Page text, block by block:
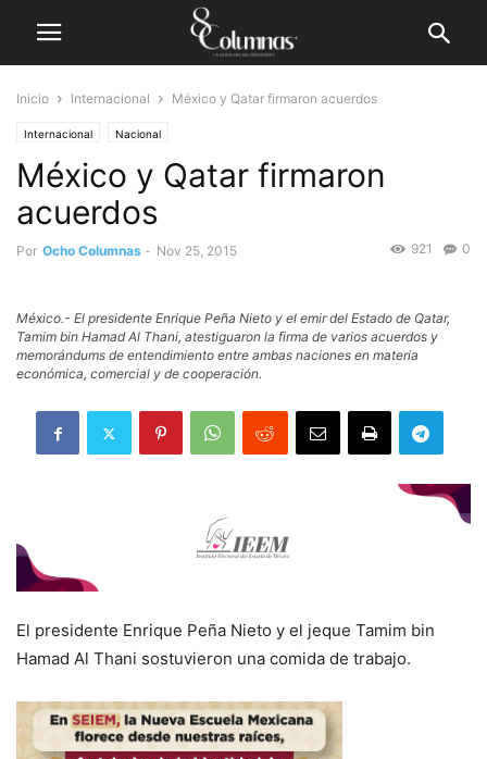
Inicio Internacional México y Qatar firmaron acuerdos
Internacional Nacional
México y Qatar firmaron
acuerdos
Por Ocho Columnas - Nov 25, 2015 0
921
México.- El presidente Enrique Peña Nieto y el emir del Estado de Qatar,
Tamim bin Hamad Al Thani, atestiguaron la firma de varios acuerdos y
memorándums de entendimiento entre ambas naciones en materia
económica, comercial y de cooperación.
El presidente Enrique Peña Nieto y el jeque Tamim bin
Hamad Al Thani sostuvieron una comida de trabajo.